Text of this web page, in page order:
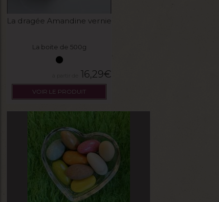
La dragée Amandine vernie
La boite de 500g
16,29€
VOIR LE PRODUIT